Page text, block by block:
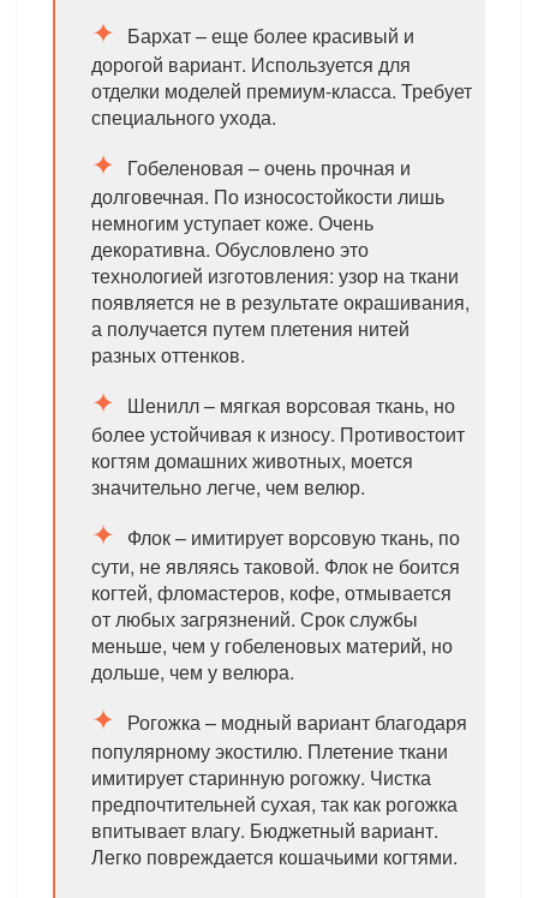
Бархат – еще более красивый и
дорогой вариант. Используется для
отделки моделей премиум-класса. Требует
специального ухода.
Гобеленовая – очень прочная и
долговечная. По износостойкости лишь
немногим уступает коже. Очень
декоративна. Обусловлено это
технологией изготовления: узор на ткани
появляется не в результате окрашивания,
а получается путем плетения нитей
разных оттенков.
Шенилл – мягкая ворсовая ткань, но
более устойчивая к износу. Противостоит
когтям домашних животных, моется
значительно легче, чем велюр.
Флок – имитирует ворсовую ткань, по
сути, не являясь таковой. Флок не боится
когтей, фломастеров, кофе, отмывается
от любых загрязнений. Срок службы
меньше, чем у гобеленовых материй, но
дольше, чем у велюра.
Рогожка – модный вариант благодаря
популярному экостилю. Плетение ткани
имитирует старинную рогожку. Чистка
предпочтительней сухая, так как рогожка
впитывает влагу. Бюджетный вариант.
Легко повреждается кошачьими когтями.